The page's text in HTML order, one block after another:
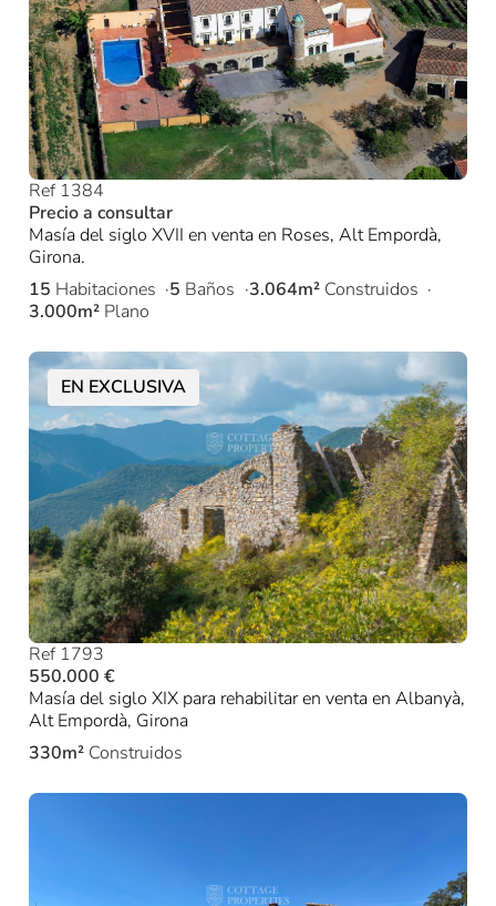
Ref 1384
Precio a consultar
Masía del siglo XVII en venta en Roses, Alt Empordà,
Girona.
15 Habitaciones 5 Baños 3.064m² Construidos
3.000m² Plano
EN EXCLUSIVA
Ref 1793
550.000 €
Masía del siglo XIX para rehabilitar en venta en Albanyà,
Alt Empordà, Girona
330m² Construidos